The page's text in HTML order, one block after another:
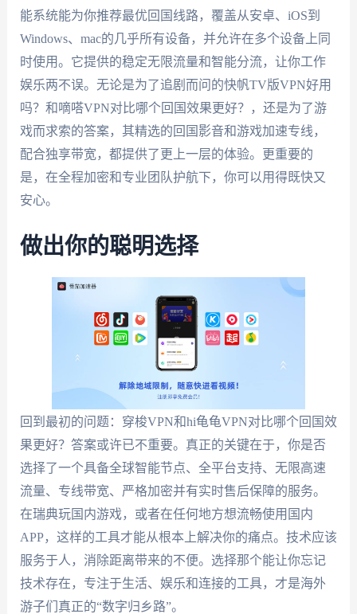
能系统能为你推荐最优回国线路，覆盖从安卓、iOS到
Windows、mac的几乎所有设备，并允许在多个设备上同
时使用。它提供的稳定无限流量和智能分流，让你工作
娱乐两不误。无论是为了追剧而问的快帆TV版VPN好用
吗？和嘀嗒VPN对比哪个回国效果更好？，还是为了游
戏而求索的答案，其精选的回国影音和游戏加速专线，
配合独享带宽，都提供了更上一层的体验。更重要的
是，在全程加密和专业团队护航下，你可以用得既快又
安心。
做出你的聪明选择
回到最初的问题：穿梭VPN和hi龟龟VPN对比哪个回国效
果更好？答案或许已不重要。真正的关键在于，你是否
选择了一个具备全球智能节点、全平台支持、无限高速
流量、专线带宽、严格加密并有实时售后保障的服务。
在瑞典玩国内游戏，或者在任何地方想流畅使用国内
APP，这样的工具才能从根本上解决你的痛点。技术应该
服务于人，消除距离带来的不便。选择那个能让你忘记
技术存在，专注于生活、娱乐和连接的工具，才是海外
游子们真正的“数字归乡路”。